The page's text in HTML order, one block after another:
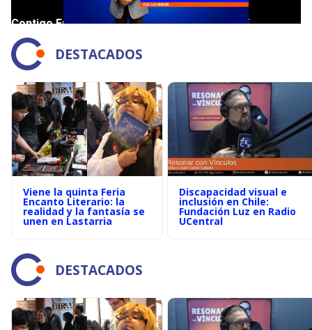
DESTACADOS
Viene la quinta Feria
Encanto Literario: la
realidad y la fantasía se
unen en Lastarria
Discapacidad visual e
inclusión en Chile:
Fundación Luz en Radio
UCentral
DESTACADOS